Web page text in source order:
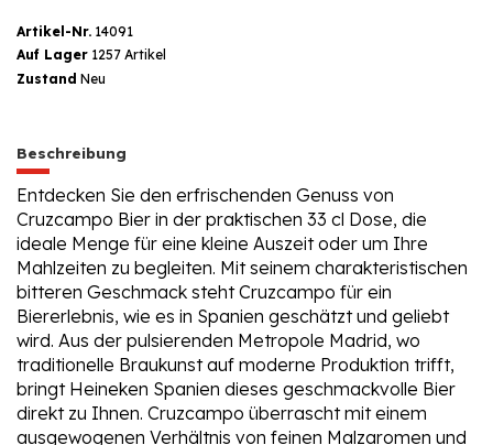
Artikel-Nr. 14091
Auf Lager 1257 Artikel
Zustand Neu
Beschreibung
Entdecken Sie den erfrischenden Genuss von
Cruzcampo Bier in der praktischen 33 cl Dose, die
ideale Menge für eine kleine Auszeit oder um Ihre
Mahlzeiten zu begleiten. Mit seinem charakteristischen
bitteren Geschmack steht Cruzcampo für ein
Biererlebnis, wie es in Spanien geschätzt und geliebt
wird. Aus der pulsierenden Metropole Madrid, wo
traditionelle Braukunst auf moderne Produktion trifft,
bringt Heineken Spanien dieses geschmackvolle Bier
direkt zu Ihnen. Cruzcampo überrascht mit einem
ausgewogenen Verhältnis von feinen Malzaromen und